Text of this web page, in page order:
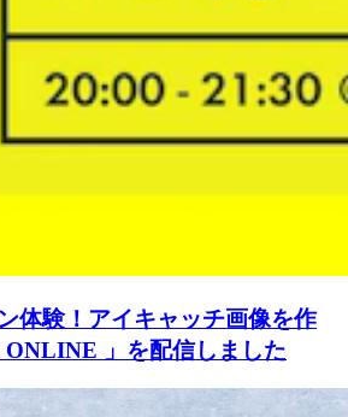
体験！アイキャッチ画像を作
ONLINE 」を配信しました